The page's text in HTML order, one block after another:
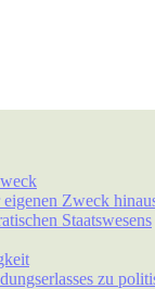
Zweck
Staatswesens
zu